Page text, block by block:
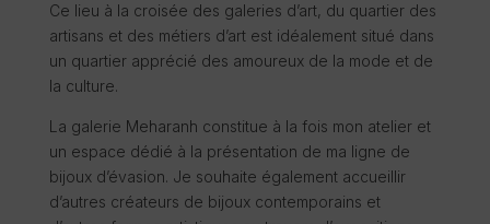
Ce lieu à la croisée des galeries d’art, du quartier des
artisans et des métiers d’art est idéalement situé dans
un quartier apprécié des amoureux de la mode et de
la culture.
La galerie Meharanh constitue à la fois mon atelier et
un espace dédié à la présentation de ma ligne de
bijoux d’évasion. Je souhaite également accueillir
d’autres créateurs de bijoux contemporains et